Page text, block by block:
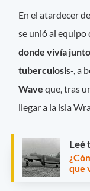
En el atardecer
se unió al equipo
donde vivía
tuberculosis-, a
Wave que, tras
llegar a la isla
Leé
que